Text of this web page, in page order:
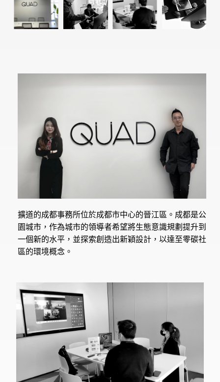
擴道的成都事務所位於成都市中心的晉江區。成都是公
園城市，作為城市的領導者希望將生態意識規劃提升到
一個新的水平，並探索創造出新穎設計，以達至零碳社
區的環境概念。